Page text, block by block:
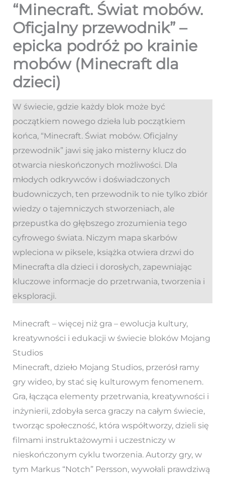
“Minecraft. Świat mobów.
Oficjalny przewodnik” –
epicka podróż po krainie
mobów (Minecraft dla
dzieci)
W świecie, gdzie każdy blok może być
początkiem nowego dzieła lub początkiem
końca, “Minecraft. Świat mobów. Oficjalny
przewodnik” jawi się jako misterny klucz do
otwarcia nieskończonych możliwości. Dla
młodych odkrywców i doświadczonych
budowniczych, ten przewodnik to nie tylko zbiór
wiedzy o tajemniczych stworzeniach, ale
przepustka do głębszego zrozumienia tego
cyfrowego świata. Niczym mapa skarbów
wpleciona w piksele, książka otwiera drzwi do
Minecrafta dla dzieci i dorosłych, zapewniając
kluczowe informacje do przetrwania, tworzenia i
eksploracji.
Minecraft – więcej niż gra – ewolucja kultury,
kreatywności i edukacji w świecie bloków Mojang
Studios
Minecraft, dzieło Mojang Studios, przerósł ramy
gry wideo, by stać się kulturowym fenomenem.
Gra, łącząca elementy przetrwania, kreatywności i
inżynierii, zdobyła serca graczy na całym świecie,
tworząc społeczność, która współtworzy, dzieli się
filmami instruktażowymi i uczestniczy w
nieskończonym cyklu tworzenia. Autorzy gry, w
tym Markus “Notch” Persson, wywołali prawdziwą